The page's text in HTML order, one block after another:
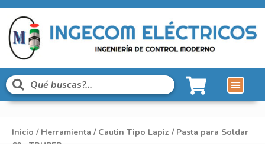
Inicio / Herramienta / Cautin Tipo Lapiz / Pasta para Soldar
60g TRUPER